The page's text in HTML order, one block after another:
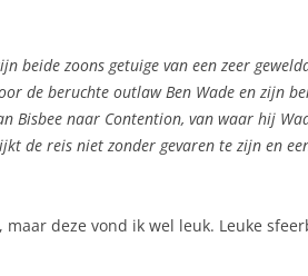
beide zoons getuige van een zeer
de beruchte outlaw Ben Wade en zijn
Bisbee naar Contention, van waar hij
de reis niet zonder gevaren te zijn en
deze vond ik wel leuk. Leuke